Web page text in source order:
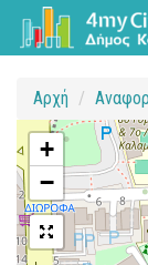
Αρχή
+
−